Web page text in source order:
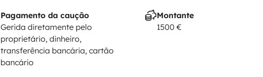
Pagamento da caução
Gerida diretamente pelo
proprietário, dinheiro,
transferência bancária, cartão
bancário
Montante
1500 €